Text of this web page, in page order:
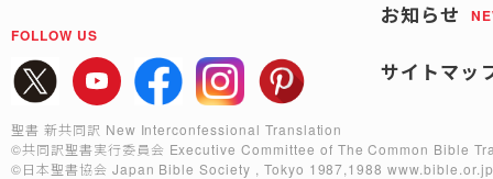
FOLLOW US
お知らせ
サイトマッ
聖書 新共同訳 New Interconfessional Translation
©共同訳聖書実行委員会 Executive Committee of The Common Bible
©日本聖書協会 Japan Bible Society , Tokyo 1987,1988www.bible.or.jp